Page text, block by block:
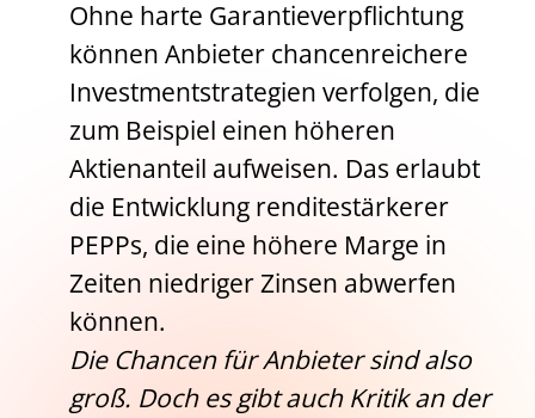
Ohne harte Garantieverpflichtung
können Anbieter chancenreichere
Investmentstrategien verfolgen, die
zum Beispiel einen höheren
Aktienanteil aufweisen. Das erlaubt
die Entwicklung renditestärkerer
PEPPs, die eine höhere Marge in
Zeiten niedriger Zinsen abwerfen
können.
Die Chancen für Anbieter sind also
groß. Doch es gibt auch Kritik an der